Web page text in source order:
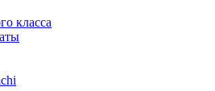
класса